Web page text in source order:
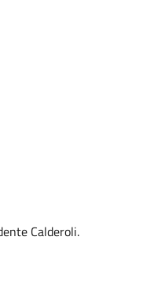
Calderoli.